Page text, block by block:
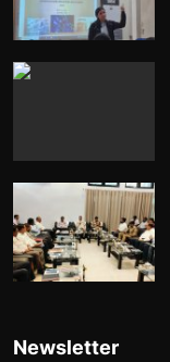
Newsletter